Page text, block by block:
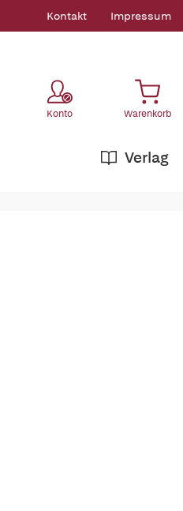
Kontakt Impressum
Konto Warenkorb
Verlag